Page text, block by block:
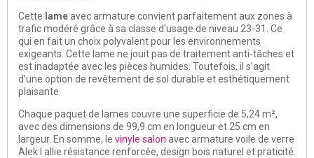
Cette lameavec armature convient parfaitement aux zones à
trafic modéré grâce à sa classe d'usage de niveau 23-31. Ce
qui en fait un choix polyvalent pour les environnements
exigeants. Cette lame ne jouit pas de traitement anti-tâches et
est inadaptée avec les pièces humides. Toutefois, il s’agit
d’une option de revêtement de sol durable et esthétiquement
plaisante.
Chaque paquet de lames couvre une superficie de 5,24 m²,
avec des dimensions de 99,9 cm en longueur et 25 cm en
largeur. En somme, le vinyle salon avec armature voile de verre
Alek I allie résistance renforcée, design bois naturel et praticité.